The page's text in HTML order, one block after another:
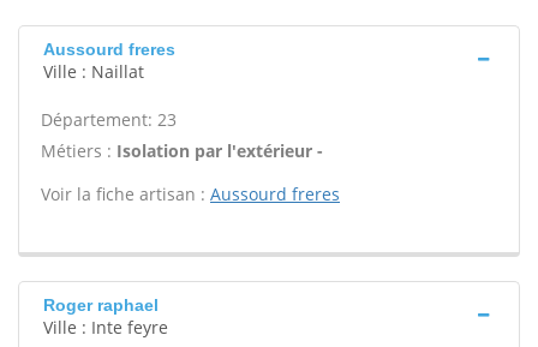
Aussourd freres
Ville : Naillat
Département: 23
Métiers : Isolation par l'extérieur -
Voir la fiche artisan : Aussourd freres
Roger raphael
Ville : Inte feyre